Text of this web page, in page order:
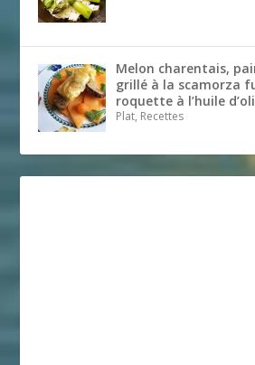
Melon charentais,
grillé à la scamorza
roquette à l’huile
Plat, Recettes